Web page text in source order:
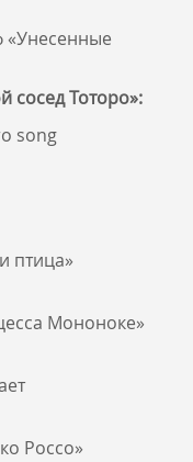
«Унесенные
Тоторо»:
song
птица»
Мононоке»
Россо»